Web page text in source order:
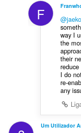
F
way I
the
their
I do
re-
any
Um Utilizador